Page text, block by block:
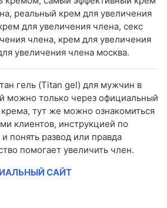
реальный крем для увеличения
для увеличения члена, секс
члена, крем для увеличения
увеличения члена москва.
гель (Titan gel) для мужчин в
можно только через официальный
крема, тут же можно ознакомиться
клиентов, инструкцией по
понять развод или правда
помогает увеличить член.
САЙТ